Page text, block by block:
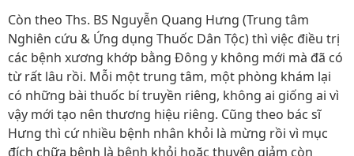
Còn theo Ths. BS Nguyễn Quang Hưng (Trung tâm
Nghiên cứu & Ứng dụng Thuốc Dân Tộc) thì việc điều trị
các bệnh xương khớp bằng Đông y không mới mà đã có
từ rất lâu rồi. Mỗi một trung tâm, một phòng khám lại
có những bài thuốc bí truyền riêng, không ai giống ai vì
vậy mới tạo nên thương hiệu riêng. Cũng theo bác sĩ
Hưng thì cứ nhiều bệnh nhân khỏi là mừng rồi vì mục
đích chữa bệnh là bệnh khỏi hoặc thuyên giảm còn